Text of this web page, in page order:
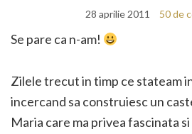
28 aprilie 2011 50 de
Se pare ca n-am!
Zilele trecut in timp ce stateam
incercand sa construiesc un
Maria care ma privea fascinata si